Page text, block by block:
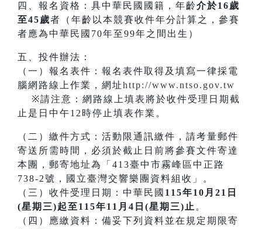
四、報名資格：具中華民國國籍，年齡介於16歲
至45歲者（年齡以本競賽收件年分計算之，參賽
者應為中華民國70年至99年之間出生）
五、投件辦法：
（一）報名表件：報名表件取得及填寫一律採電
腦網路線上作業，網址http://www.ntso.gov.tw
※請注意：網路線上填表將於收件受理日期截
止是日中午12時停止填表作業。
（二）繳件方式：活動限通訊繳件，請考量郵件
寄送所需時間，必須於截止日前將參賽文件寄達
本團，郵寄地址為「413臺中市霧峰區中正路
738-2號，國立臺灣交響樂團資料組收」。
（三）收件受理日期：中華民國 115年10月21日
(星期三)起至115年11月4日(星期三)止 。
（四）應繳資料：備妥下列資料並在規定期限寄